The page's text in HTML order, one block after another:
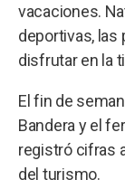
vacaciones.
deportivas, las
disfrutar en la
El fin de
Bandera y el
registró cifras
del turismo.